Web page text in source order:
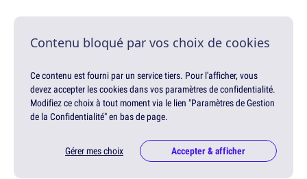
Contenu bloqué par vos choix de cookies
Ce contenu est fourni par un service tiers. Pour l'afficher, vous
devez accepter les cookies dans vos paramètres de confidentialité.
Modifiez ce choix à tout moment via le lien "Paramètres de Gestion
de la Confidentialité" en bas de page.
Gérer mes choix Accepter & afficher